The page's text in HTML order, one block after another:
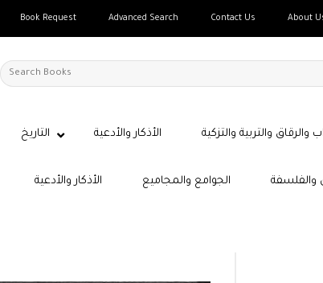
Book Request Advanced Search Contact Us About
Search
for:
والرقاق والتربية والتزكية الأذكار والأدعية التاريخ
الأذكار والأدعية الجوامع والمجاميع والفلسفة